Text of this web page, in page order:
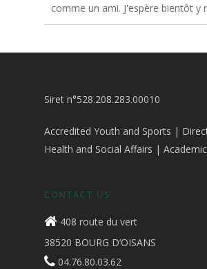
comme un ami. J'espère bientôt y
Siret n°528.208.283.00010
Accredited Youth and Sports |
Health and Social Affairs |
CONTACT US
408 route du vert
38520 BOURG D’OISANS
04.76.80.03.62